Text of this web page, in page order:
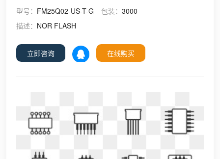
型号： FM25Q02-US-T-G 包装：3000
描述： NOR FLASH
立即咨询 在线购买